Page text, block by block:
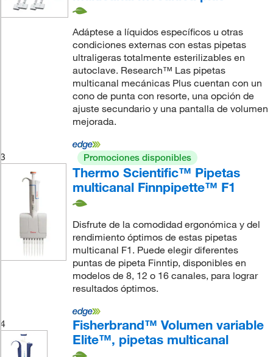
Adáptese a líquidos específicos u otras
condiciones externas con estas pipetas
ultraligeras totalmente esterilizables en
autoclave. Research™ Las pipetas
multicanal mecánicas Plus cuentan con un
cono de punta con resorte, una opción de
ajuste secundario y una pantalla de volumen
mejorada.
3 Promociones disponibles
Thermo Scientific™ Pipetas
multicanal Finnpipette™ F1
Disfrute de la comodidad ergonómica y del
rendimiento óptimos de estas pipetas
multicanal F1. Puede elegir diferentes
puntas de pipeta Finntip, disponibles en
modelos de 8, 12 o 16 canales, para lograr
resultados óptimos.
4
Fisherbrand™ Volumen variable
Elite™, pipetas multicanal